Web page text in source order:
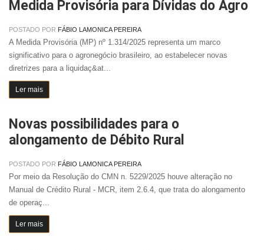
Medida Provisória para Dívidas do Agro
POSTADO POR FÁBIO LAMONICA PEREIRA
A Medida Provisória (MP) nº 1.314/2025 representa um marco
significativo para o agronegócio brasileiro, ao estabelecer novas
diretrizes para a liquidaç&at...
Ler mais
Novas possibilidades para o
alongamento de Débito Rural
POSTADO POR FÁBIO LAMONICA PEREIRA
Por meio da Resolução do CMN n. 5229/2025 houve alteração no
Manual de Crédito Rural - MCR, item 2.6.4, que trata do alongamento
de operaç...
Ler mais